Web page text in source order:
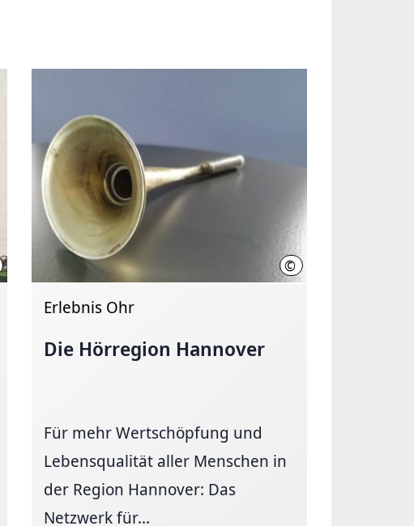
Region Hannover, Kirsch © Region Hannover / A.
Erlebnis Ohr
Die Hörregion Hannover
Für mehr Wertschöpfung und
Lebensqualität aller Menschen in
der Region Hannover: Das
Netzwerk für...